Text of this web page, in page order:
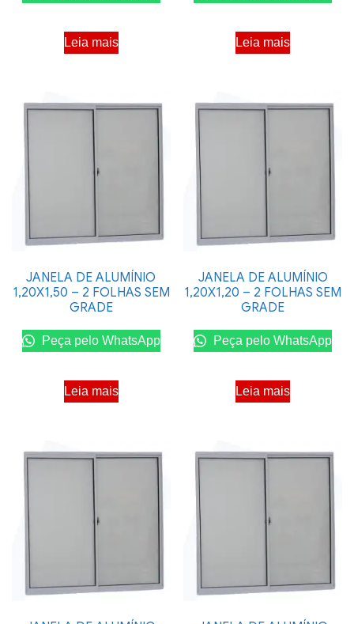
Leia mais Leia mais
JANELA DE ALUMÍNIO
1,20X1,50 – 2 FOLHAS SEM
GRADE
Peça pelo WhatsApp
Leia mais
JANELA DE ALUMÍNIO
1,20X1,20 – 2 FOLHAS SEM
GRADE
Peça pelo WhatsApp
Leia mais